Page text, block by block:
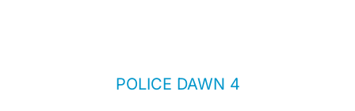
POLICE DAWN 4